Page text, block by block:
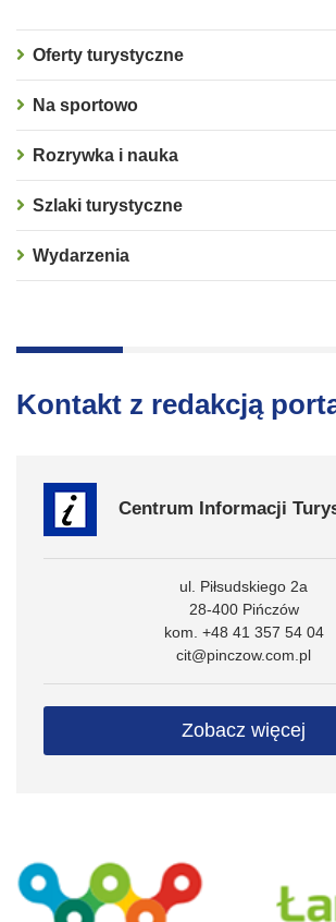
Oferty turystyczne
Na sportowo
Rozrywka i nauka
Szlaki turystyczne
Wydarzenia
Kontakt z redakcją
Centrum Informacji
ul. Piłsudskiego 2a
28-400 Pińczów
kom. +48 41 357 54 04
cit@pinczow.com.pl
Zobacz więcej